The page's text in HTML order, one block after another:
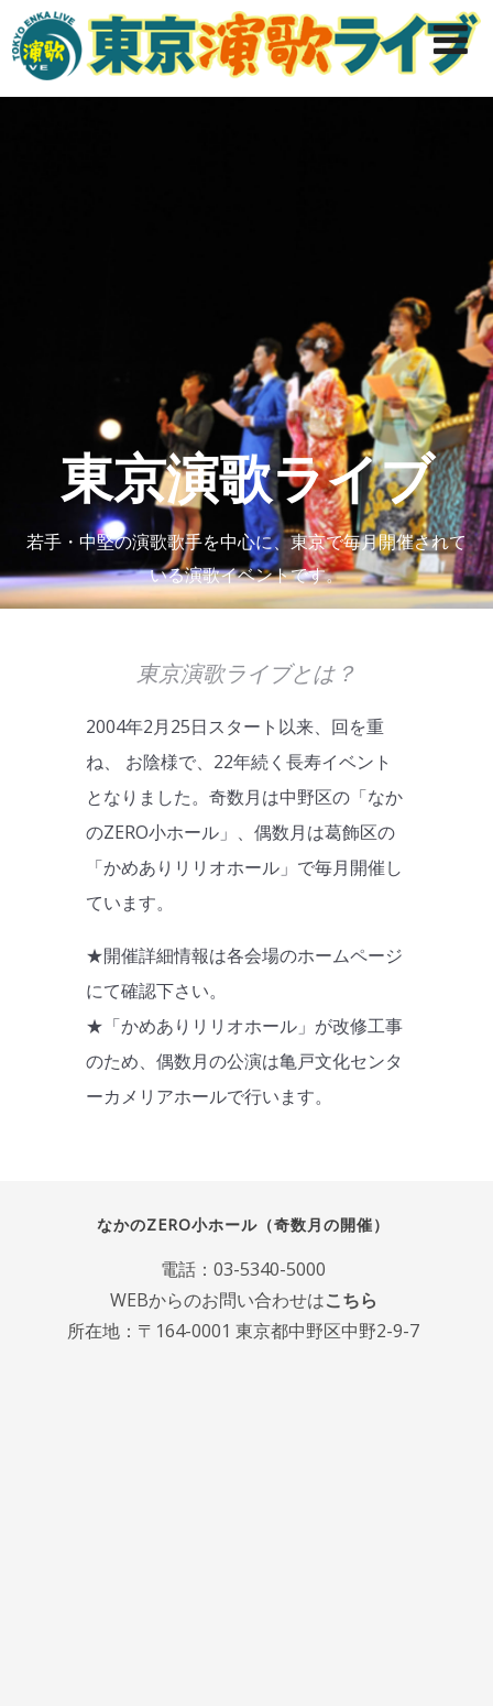
東京演歌ライブ
若手・中堅の演歌歌手を中心に、東京で毎月開催されて
いる演歌イベントです。
東京演歌ライブとは？
2004年2月25日スタート以来、回を重
ね、 お陰様で、22年続く長寿イベント
となりました。奇数月は中野区の「なか
のZERO小ホール」、偶数月は葛飾区の
「かめありリリオホール」で毎月開催し
ています。
★開催詳細情報は各会場のホームページ
にて確認下さい。
★「かめありリリオホール」が改修工事
のため、偶数月の公演は亀戸文化センタ
ーカメリアホールで行います。
なかのZERO小ホール（奇数月の開催）
電話：03-5340-5000
WEBからのお問い合わせはこちら
所在地：〒164-0001 東京都中野区中野2-9-7